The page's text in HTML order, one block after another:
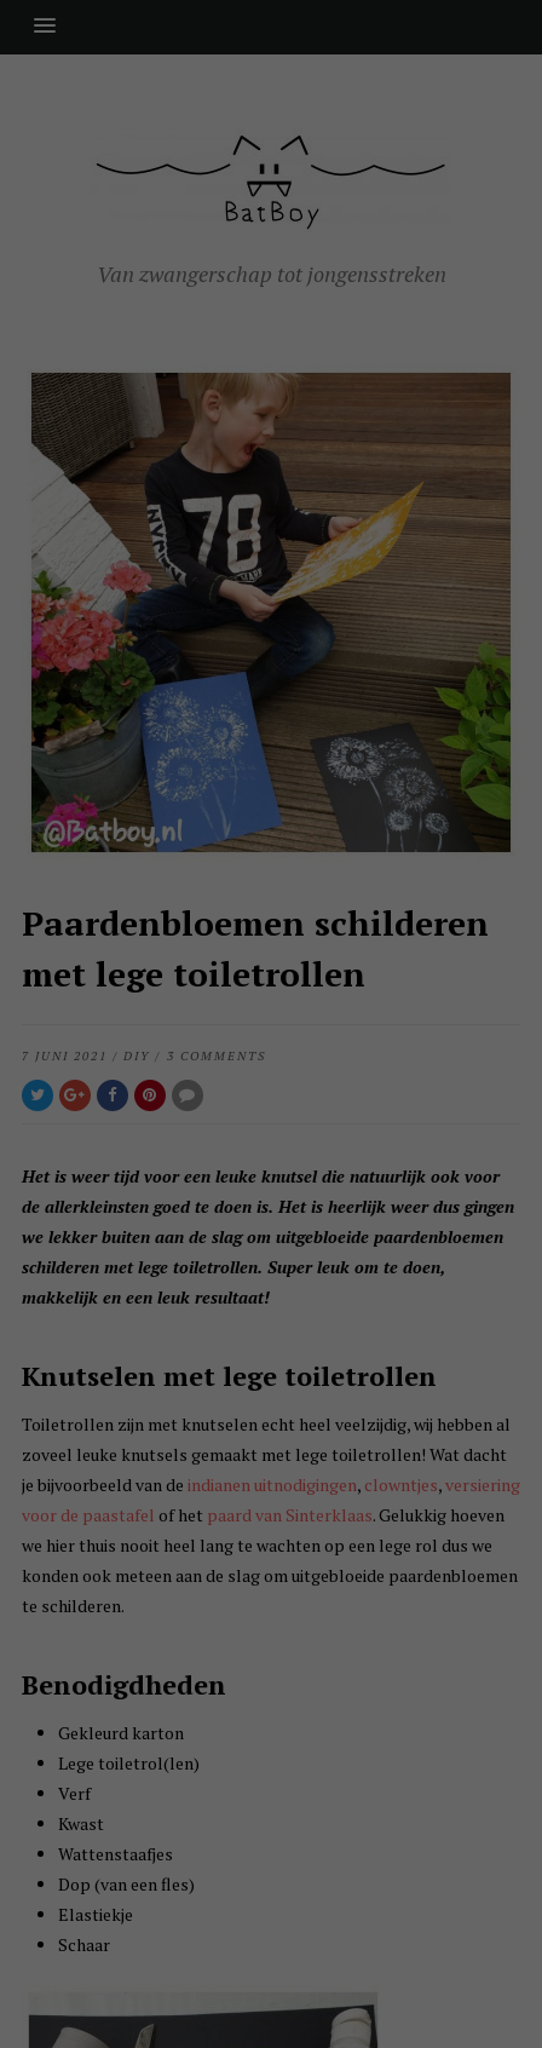
Van zwangerschap tot jongensstreken
Paardenbloemen schilderen
met lege toiletrollen
7 JUNI 2021 / DIY / 3 COMMENTS
Het is weer tijd voor een leuke knutsel die natuurlijk ook voor
de allerkleinsten goed te doen is. Het is heerlijk weer dus gingen
we lekker buiten aan de slag om uitgebloeide paardenbloemen
schilderen met lege toiletrollen. Super leuk om te doen,
makkelijk en een leuk resultaat!
Knutselen met lege toiletrollen
Toiletrollen zijn met knutselen echt heel veelzijdig, wij hebben al
zoveel leuke knutsels gemaakt met lege toiletrollen! Wat dacht
je bijvoorbeeld van de indianen uitnodigingen, clowntjes,versiering
voor de paastafel of het paard van Sinterklaas. Gelukkig hoeven
we hier thuis nooit heel lang te wachten op een lege rol dus we
konden ook meteen aan de slag om uitgebloeide paardenbloemen
te schilderen.
Benodigdheden
Gekleurd karton
Lege toiletrol(len)
Verf
Kwast
Wattenstaafjes
Dop (van een fles)
Elastiekje
Schaar